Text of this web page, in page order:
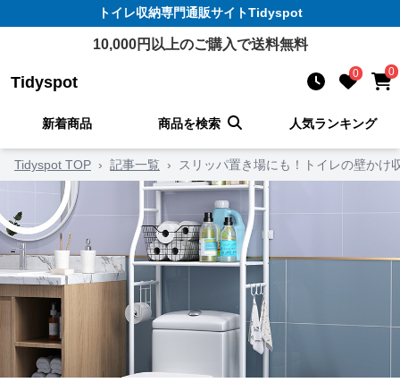
トイレ収納専門通販サイトTidyspot
10,000円以上のご購入で送料無料
Tidyspot 0 0
新着商品 商品を検索 人気ランキング
Tidyspot TOP › 記事一覧 › スリッパ置き場にも！トイレの壁かけ